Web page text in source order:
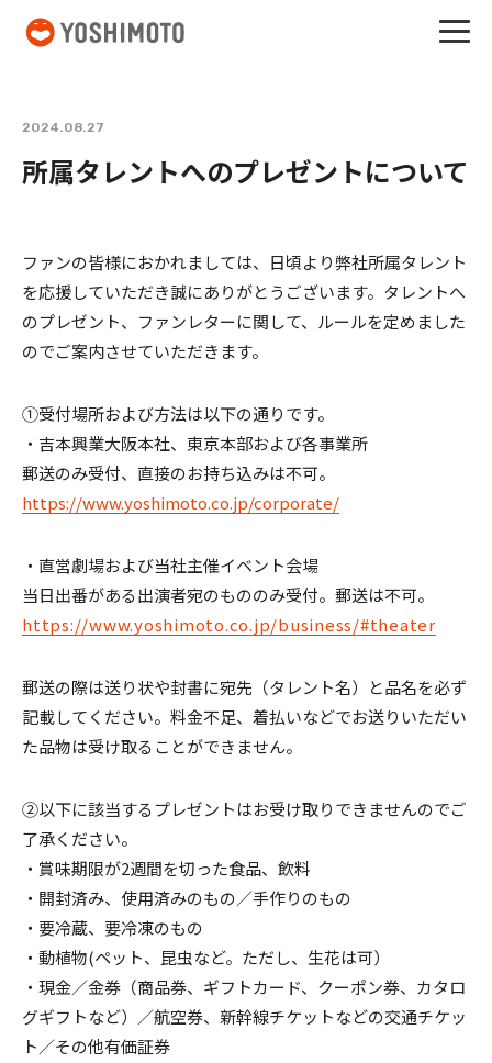
2024.08.27
所属タレントへのプレゼントについて
ファンの皆様におかれましては、⽇頃より弊社所属タレント
を応援していただき誠にありがとうございます。タレントへ
のプレゼント、ファンレターに関して、ルールを定めました
のでご案内させていただきます。
①受付場所および方法は以下の通りです。
・吉本興業⼤阪本社、東京本部および各事業所
郵送のみ受付、直接のお持ち込みは不可。
https://www.yoshimoto.co.jp/corporate/
・直営劇場および当社主催イベント会場
当⽇出番がある出演者宛のもののみ受付。郵送は不可。
https://www.yoshimoto.co.jp/business/#theater
郵送の際は送り状や封書に宛先（タレント名）と品名を必ず
記載してください。料⾦不⾜、着払いなどでお送りいただい
た品物は受け取ることができません。
②以下に該当するプレゼントはお受け取りできませんのでご
了承ください。
・賞味期限が2週間を切った食品、飲料
・開封済み、使用済みのもの／⼿作りのもの
・要冷蔵、要冷凍のもの
・動植物(ペット、昆⾍など。ただし、⽣花は可）
・現⾦／⾦券（商品券、ギフトカード、クーポン券、カタロ
グギフトなど）／航空券、新幹線チケットなどの交通チケッ
ト／その他有価証券